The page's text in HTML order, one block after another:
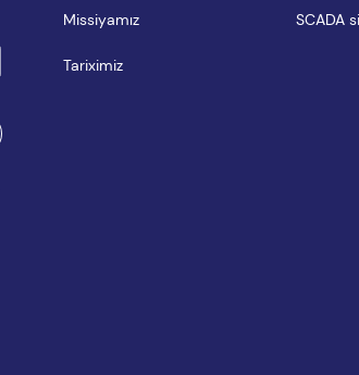
Missiyamız
Tariximiz
SCADA